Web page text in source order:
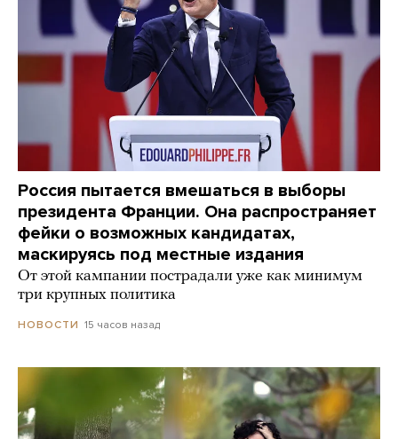
Россия пытается вмешаться в выборы
президента Франции. Она распространяет
фейки о возможных кандидатах,
маскируясь под местные издания
От этой кампании пострадали уже как минимум
три крупных политика
НОВОСТИ 15 часов назад